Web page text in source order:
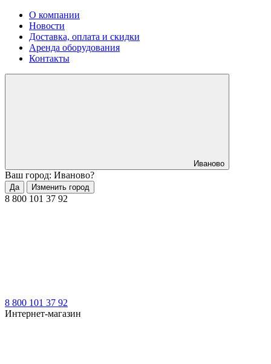
О компании
Новости
Доставка, оплата и скидки
Аренда оборудования
Контакты
Иваново
Ваш город: Иваново?
Да Изменить город
8 800 101 37 92
8 800 101 37 92
Интернет-магазин